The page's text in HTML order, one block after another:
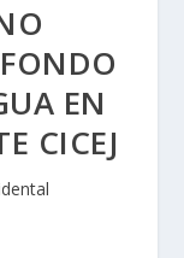
EN
CICEJ